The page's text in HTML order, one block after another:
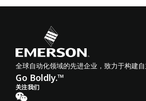
全球自动化领域的先进企业，致力于构建自
Go Boldly.™
关注我们